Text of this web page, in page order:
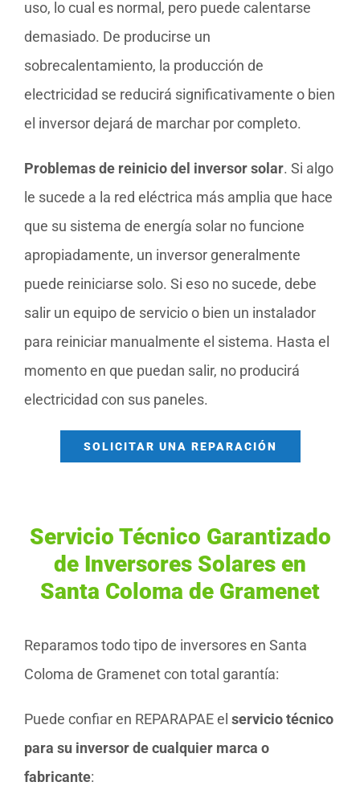
uso, lo cual es normal, pero puede calentarse
demasiado. De producirse un
sobrecalentamiento, la producción de
electricidad se reducirá significativamente o bien
el inversor dejará de marchar por completo.
Problemas de reinicio del inversor solar. Si algo
le sucede a la red eléctrica más amplia que hace
que su sistema de energía solar no funcione
apropiadamente, un inversor generalmente
puede reiniciarse solo. Si eso no sucede, debe
salir un equipo de servicio o bien un instalador
para reiniciar manualmente el sistema. Hasta el
momento en que puedan salir, no producirá
electricidad con sus paneles.
SOLICITAR UNA REPARACIÓN
Servicio Técnico Garantizado
de Inversores Solares en
Santa Coloma de Gramenet
Reparamos todo tipo de inversores en Santa
Coloma de Gramenet con total garantía:
Puede confiar en REPARAPAE el servicio técnico
para su inversor de cualquier marca o
fabricante: